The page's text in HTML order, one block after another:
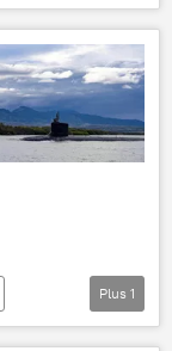
Plus 1